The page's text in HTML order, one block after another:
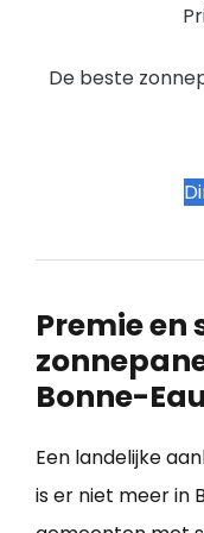
De beste
Premie en
Bonne-
Een landelijke
is er niet meer in